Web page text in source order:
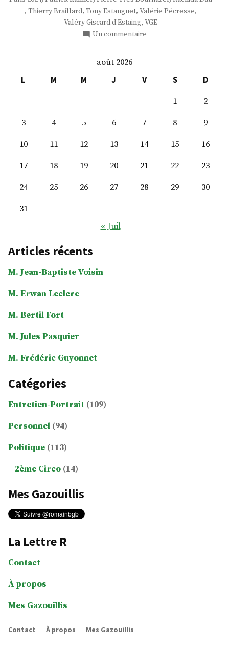
, Thierry Braillard, Tony Estanguet, Valérie Pécresse,
Valéry Giscard d'Estaing, VGE
Un commentaire
Bournazel
août 2026
L
M M J V S
D
1
2
3
4 5 6 7 8
9
10
11 12 13 14 15
16
17
18 19 20 21 22
23
24
25 26 27 28 29
30
31
« Juil
Articles récents
M. Jean-Baptiste Voisin
M. Erwan Leclerc
M. Bertil Fort
M. Jules Pasquier
M. Frédéric Guyonnet
Catégories
Entretien-Portrait (109)
Personnel (94)
Politique (113)
2ème Circo (14)
Mes Gazouillis
La Lettre R
Contact
À propos
Mes Gazouillis
Contact À propos Mes Gazouillis